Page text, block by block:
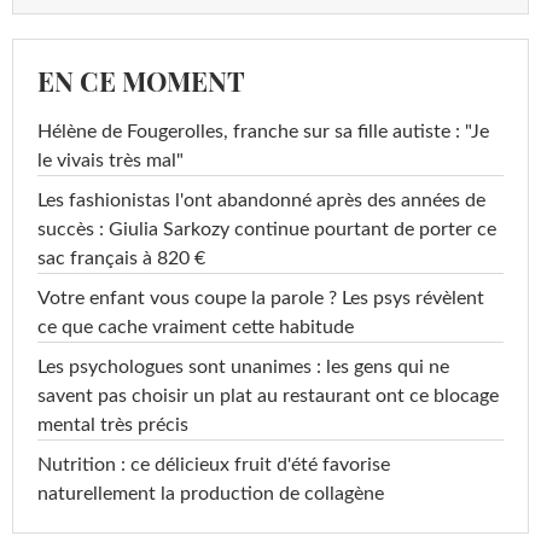
EN CE MOMENT
Hélène de Fougerolles, franche sur sa fille autiste : "Je
le vivais très mal"
Les fashionistas l'ont abandonné après des années de
succès : Giulia Sarkozy continue pourtant de porter ce
sac français à 820 €
Votre enfant vous coupe la parole ? Les psys révèlent
ce que cache vraiment cette habitude
Les psychologues sont unanimes : les gens qui ne
savent pas choisir un plat au restaurant ont ce blocage
mental très précis
Nutrition : ce délicieux fruit d'été favorise
naturellement la production de collagène